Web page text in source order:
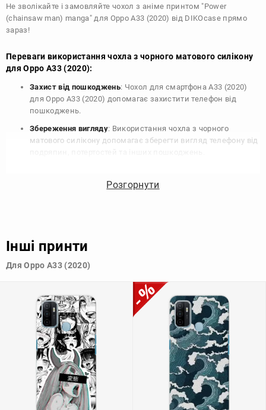
Не зволікайте і замовляйте чохол з аніме принтом "Power
(chainsaw man) manga" для Oppo A33 (2020) від DIKOcase прямо
зараз!
Переваги використання чохла з чорного матового силікону
для Oppo A33 (2020):
Захист від пошкоджень: Чохол для смартфона A33 (2020)
для Oppo A33 (2020) допомагає захистити телефон від
пошкоджень.
Збереження вигляду: Використання чохла з чорного
матового силікону допомагає зберегти вигляд телефону від
для Oppo A33 (2020) допомагає зберегти цінність вашого
підібрати той, що найбільше відповідає вашому стилю та
допомагає захистити ваш пристрій, зберегти його цінність і
додати зручності в користуванні.
Розгорнути
Інші принти
Для Oppo A33 (2020)